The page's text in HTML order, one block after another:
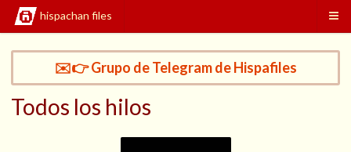
hispachan files
✉️👉 Grupo de Telegram de Hispafiles
Todos los hilos